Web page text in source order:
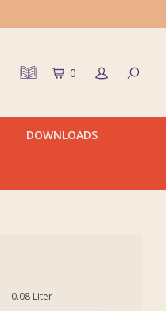
0
DOWNLOADS
0.08 Liter